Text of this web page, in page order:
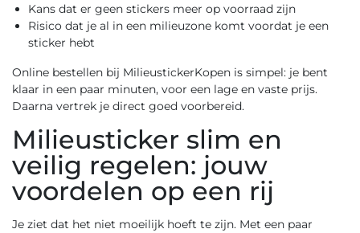
Kans dat er geen stickers meer op voorraad zijn
Risico dat je al in een milieuzone komt voordat je een
sticker hebt
Online bestellen bij MilieustickerKopen is simpel: je bent
klaar in een paar minuten, voor een lage en vaste prijs.
Daarna vertrek je direct goed voorbereid.
Milieusticker slim en
veilig regelen: jouw
voordelen op een rij
Je ziet dat het niet moeilijk hoeft te zijn. Met een paar